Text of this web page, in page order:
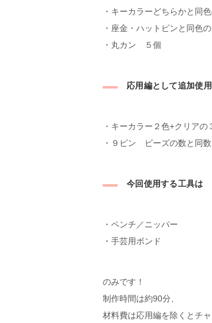
・キーカラーどちらかと同
・座金・ハットピンと同色
・丸カン ５個
応用編として追加使
・キーカラー２色+クリア
・９ピン ビーズの数と同数
今回使用する工具は
・ペンチ／ニッパー
・手芸用ボンド
のみです！
制作時間は約90分、
材料費は応用編を除くとチ